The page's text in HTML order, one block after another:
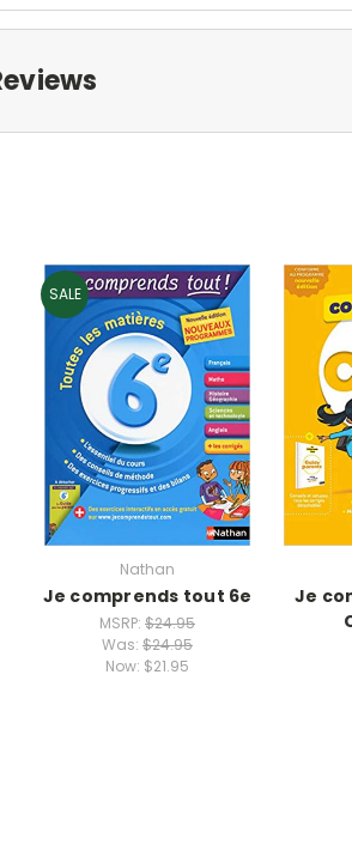
SALE
Nathan
Je comprends tout 6e
MSRP: $24.95
Was: $24.95
Now: $21.95
Je